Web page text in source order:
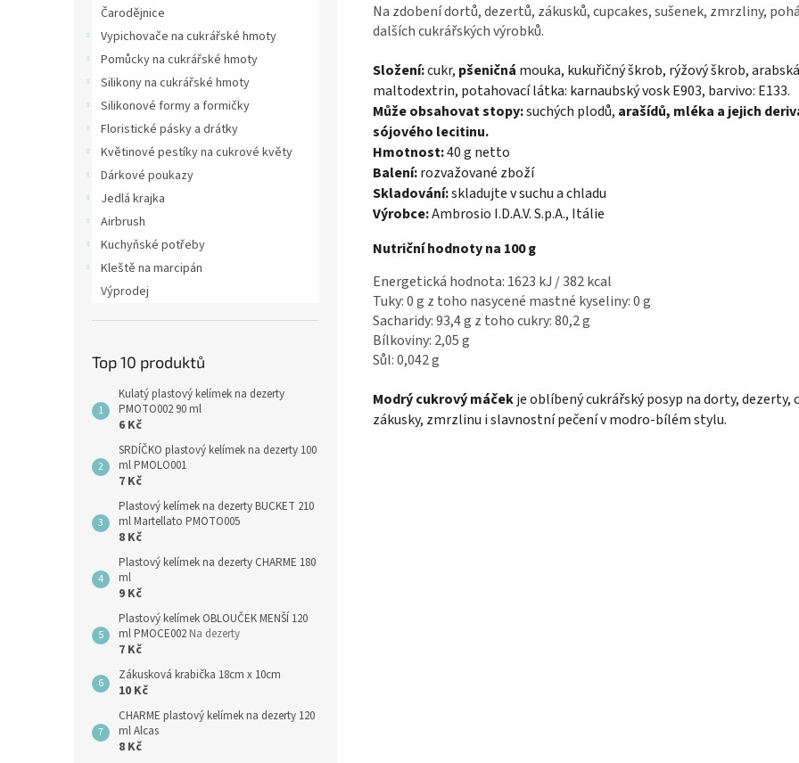
Čarodějnice
Vypichovače na cukrářské hmoty
Pomůcky na cukrářské hmoty
Silikony na cukrářské hmoty
Silikonové formy a formičky
Floristické pásky a drátky
Květinové pestíky na cukrové květy
Dárkové poukazy
Jedlá krajka
Airbrush
Kuchyňské potřeby
Kleště na marcipán
Výprodej
Top 10 produktů
Kulatý plastový kelímek na dezerty
PMOTO002 90 ml
6 Kč
SRDÍČKO plastový kelímek na dezerty 100
ml PMOLO001
7 Kč
Plastový kelímek na dezerty BUCKET 210
ml Martellato PMOTO005
8 Kč
Plastový kelímek na dezerty CHARME 180
ml
9 Kč
Plastový kelímek OBLOUČEK MENŠÍ 120
ml PMOCE002 Na dezerty
7 Kč
Zákusková krabička 18cm x 10cm
10 Kč
CHARME plastový kelímek na dezerty 120
ml Alcas
8 Kč
Na zdobení dortů, dezertů, zákusků, cupcakes, sušenek, zmrzliny,
dalších cukrářských výrobků.
Složení:cukr, pšeničná mouka, kukuřičný škrob, rýžový škrob,
maltodextrin, potahovací látka: karnaubský vosk E903, barvivo: E133.
Může obsahovat stopy:suchých plodů, arašídů, mléka a jejich
sójového lecitinu.
Hmotnost:40 g netto
Balení:rozvažované zboží
Skladování:skladujte v suchu a chladu
Výrobce:Ambrosio I.D.A.V. S.p.A., Itálie
Nutriční hodnoty na 100 g
Energetická hodnota: 1623 kJ / 382 kcal
Tuky: 0 g z toho nasycené mastné kyseliny: 0 g
Sacharidy: 93,4 g z toho cukry: 80,2 g
Bílkoviny: 2,05 g
Sůl: 0,042 g
Modrý cukrový máčekje oblíbený cukrářský posyp na dorty, dezerty,
zákusky, zmrzlinu i slavnostní pečení v modro-bílém stylu.